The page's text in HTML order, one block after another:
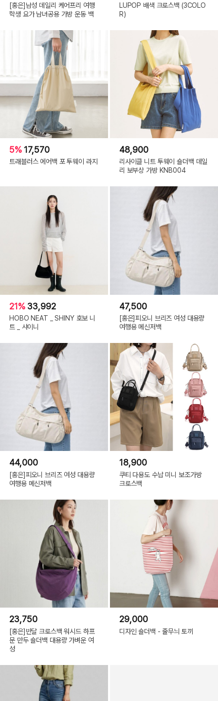
[홍은]남성 데일리 케어프리 여행
학생 요가 남녀공용 가방 운동 백
LUPOP 배색 크로스백 (3COLO
R)
5% 17,570
트래블러스 에어백 포 투웨이 라지
48,900
리사이클 니트 투웨이 숄더백 데일
리 보부상 가방 KNB004
21% 33,992
HOBO NEAT _ SHINY 호보 니
트 _ 샤이니
47,500
[홍은]피오니 브리즈 여성 대용량
여행용 메신저백
44,000
[홍은]피오니 브리즈 여성 대용량
여행용 메신저백
18,900
쿠티 다용도 수납 미니 보조가방
크로스백
23,750
[홍은]반달 크로스백 워시드 하프
문 만두 숄더백 대용량 가벼운 여
성
29,000
디자인 숄더백 - 줄무늬 토끼